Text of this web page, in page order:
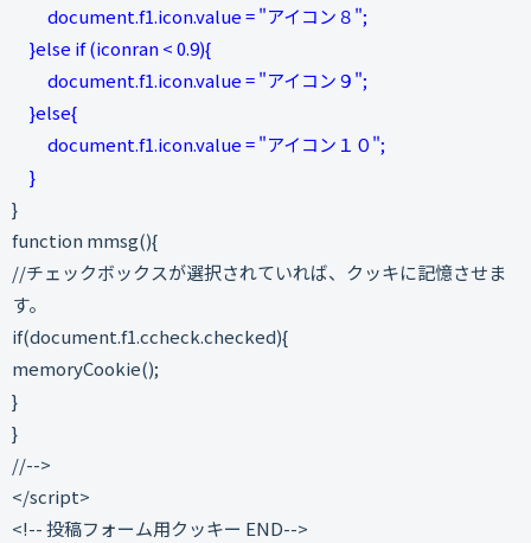
document.f1.icon.value = "アイコン８";
}else if (iconran < 0.9){
document.f1.icon.value = "アイコン９";
}else{
document.f1.icon.value = "アイコン１０";
}
}
function mmsg(){
//チェックボックスが選択されていれば、クッキに記憶させま
す。
if(document.f1.ccheck.checked){
memoryCookie();
}
}
//-->
</script>
<!-- 投稿フォーム用クッキー END-->